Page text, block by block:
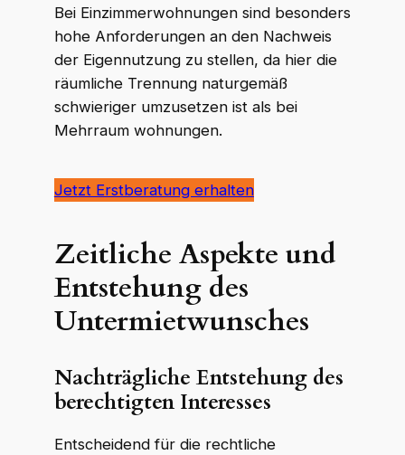
Bei Einzimmerwohnungen sind besonders
hohe Anforderungen an den Nachweis
der Eigennutzung zu stellen, da hier die
räumliche Trennung naturgemäß
schwieriger umzusetzen ist als bei
Mehrraum wohnungen.
Jetzt Erstberatung erhalten
Zeitliche Aspekte und
Entstehung des
Untermietwunsches
Nachträgliche Entstehung des
berechtigten Interesses
Entscheidend für die rechtliche